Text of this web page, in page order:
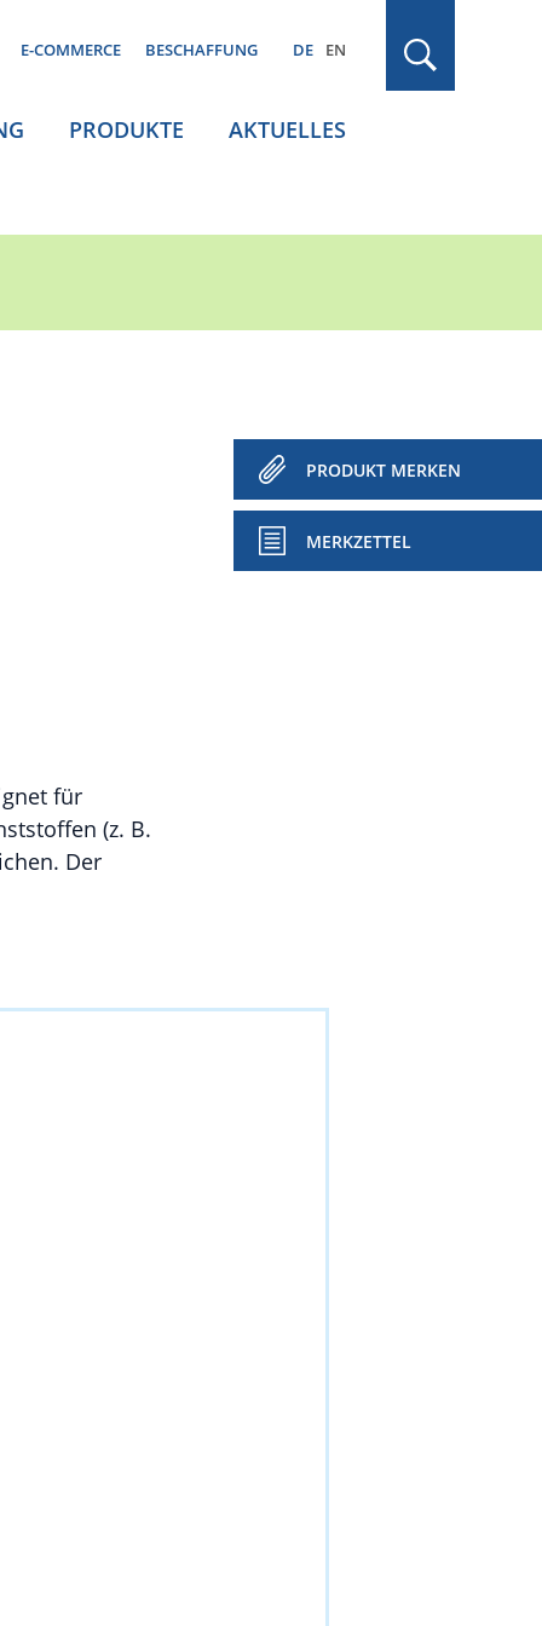
E-COMMERCE BESCHAFFUNG DE EN
PRODUKTE AKTUELLES
PRODUKT MERKEN
MERKZETTEL
für
(z. B.
Der